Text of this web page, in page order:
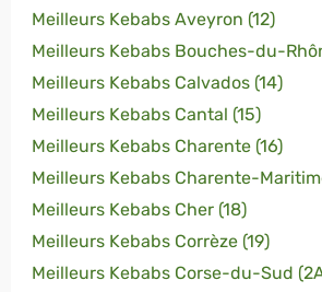
Meilleurs Kebabs Aveyron (12)
Meilleurs Kebabs Bouches-du-
Meilleurs Kebabs Calvados (14)
Meilleurs Kebabs Cantal (15)
Meilleurs Kebabs Charente (16)
Meilleurs Kebabs Charente-
Meilleurs Kebabs Cher (18)
Meilleurs Kebabs Corrèze (19)
Meilleurs Kebabs Corse-du-Sud